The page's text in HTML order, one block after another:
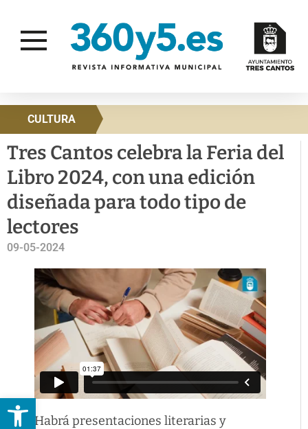
Abrir barra de herramientas
CULTURA
Tres Cantos celebra la Feria del
Libro 2024, con una edición
diseñada para todo tipo de
lectores
09-05-2024
Habrá presentaciones literarias y